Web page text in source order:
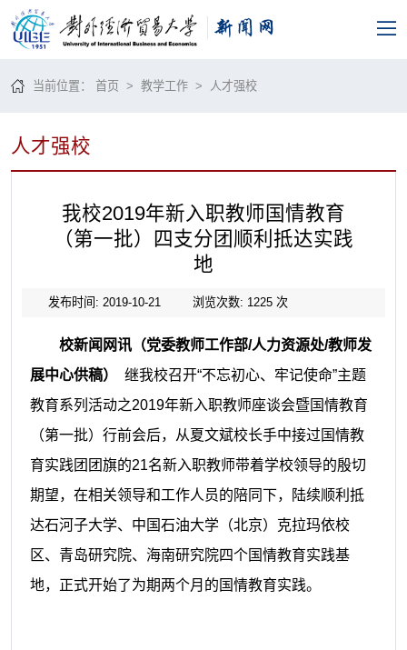
当前位置：首页 >教学工作 > 人才强校
人才强校
我校2019年新入职教师国情教育
（第一批）四支分团顺利抵达实践
地
发布时间: 2019-10-21 浏览次数: 1225次
校新闻网讯（党委教师工作部/人力资源处/教师发
展中心供稿） 继我校召开“不忘初心、牢记使命”主题
教育系列活动之2019年新入职教师座谈会暨国情教育
（第一批）行前会后，从夏文斌校长手中接过国情教
育实践团团旗的21名新入职教师带着学校领导的殷切
期望，在相关领导和工作人员的陪同下，陆续顺利抵
达石河子大学、中国石油大学（北京）克拉玛依校
区、青岛研究院、海南研究院四个国情教育实践基
地，正式开始了为期两个月的国情教育实践。